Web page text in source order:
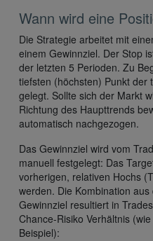
Wann wird eine
Die Strategie arbeitet mit
einem Gewinnziel. Der Stop
der letzten 5 Perioden. Zu
tiefsten (höchsten) Punkt der
gelegt. Sollte sich der Markt
Richtung des Haupttrends
automatisch nachgezogen.
Das Gewinnziel wird vom
manuell festgelegt: Das
vorherigen, relativen Hochs
werden. Die Kombination
Gewinnziel resultiert in
Chance-Risiko Verhältnis
Beispiel):